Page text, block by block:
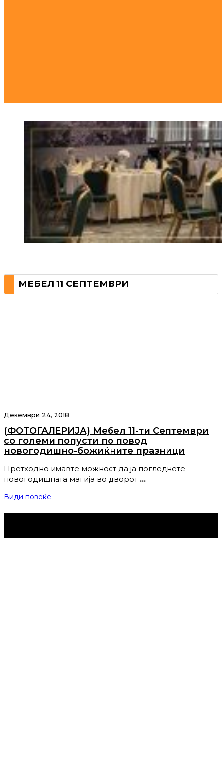
МЕБЕЛ 11 СЕПТЕМВРИ
Декември 24, 2018
(ФОТОГАЛЕРИЈА) Мебел 11-ти Септември
со големи попусти по повод
новогодишно-божиќните празници
Претходно имавте можност да ја погледнете
новогодишната магија во дворот …
Види повеќе